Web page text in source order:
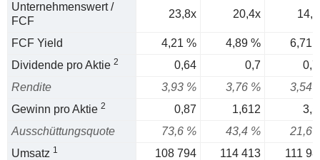
Unternehmenswert /
FCF
23,8x 20,4x
FCF Yield 4,21 % 4,89 %
6,71
Dividende pro Aktie 2 0,64 0,7
Rendite
3,93 % 3,76 %
3,54
Gewinn pro Aktie 2 0,87 1,612
Ausschüttungsquote
73,6 % 43,4 %
21,6
Umsatz 1 108 794 114 413
111